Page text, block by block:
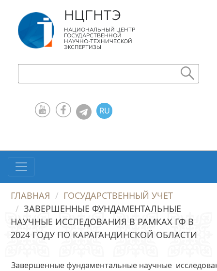
НЦГНТЭ
НАЦИОНАЛЬНЫЙ ЦЕНТР
ГОСУДАРСТВЕННОЙ
НАУЧНО-ТЕХНИЧЕСКОЙ
ЭКСПЕРТИЗЫ
RU
ГЛАВНАЯ
ГОСУДАРСТВЕННЫЙ УЧЕТ
ЗАВЕРШЕННЫЕ ФУНДАМЕНТАЛЬНЫЕ
НАУЧНЫЕ ИССЛЕДОВАНИЯ В РАМКАХ ГФ В
2024 ГОДУ ПО КАРАГАНДИНСКОЙ ОБЛАСТИ
Завершенные фундаментальные научные